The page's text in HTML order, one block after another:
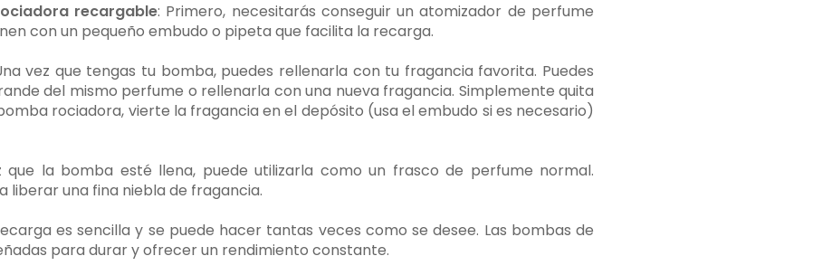
recargable: Primero, necesitarás conseguir un atomizador de perfume
con un pequeño embudo o pipeta que facilita la recarga.
vez que tengas tu bomba, puedes rellenarla con tu fragancia favorita. Puedes
del mismo perfume o rellenarla con una nueva fragancia. Simplemente quita
rociadora, vierte la fragancia en el depósito (usa el embudo si es necesario)
que la bomba esté llena, puede utilizarla como un frasco de perfume normal.
liberar una fina niebla de fragancia.
es sencilla y se puede hacer tantas veces como se desee. Las bombas de
para durar y ofrecer un rendimiento constante.